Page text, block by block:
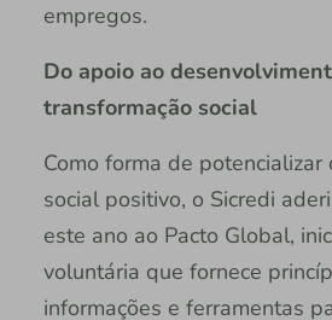
empregos.
Do apoio ao
transformação social
Como forma de potencializar
social positivo, o Sicredi
este ano ao Pacto Global,
voluntária que fornece
informações e ferramentas